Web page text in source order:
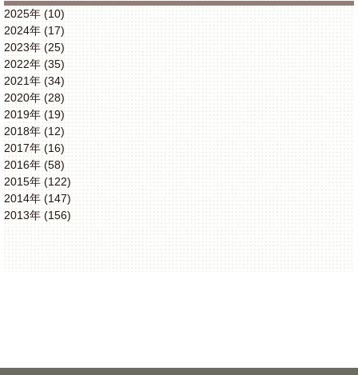
2025年 (10)
2024年 (17)
2023年 (25)
2022年 (35)
2021年 (34)
2020年 (28)
2019年 (19)
2018年 (12)
2017年 (16)
2016年 (58)
2015年 (122)
2014年 (147)
2013年 (156)